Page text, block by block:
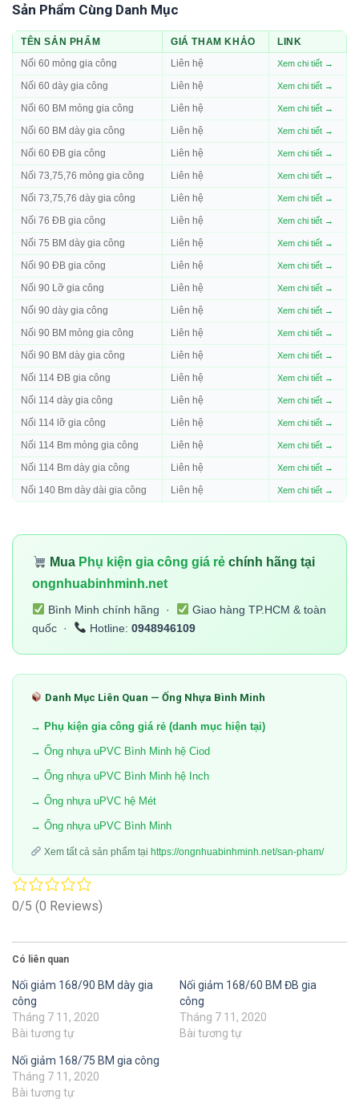
Sản Phẩm Cùng Danh Mục
TÊN SẢN PHẨM GIÁ THAM KHẢO
LINK
Nối 60 mỏng gia công
Liên hệ Xem chi tiết →
Nối 60 dày gia công Liên hệ Xem chi tiết →
Nối 60 BM mỏng gia công Liên hệ Xem chi tiết →
Nối 60 BM dày gia công Liên hệ Xem chi tiết →
Nối 60 ĐB gia công Liên hệ Xem chi tiết →
Nối 73,75,76 mỏng gia công Liên hệ Xem chi tiết →
Nối 73,75,76 dày gia công Liên hệ Xem chi tiết →
Nối 76 ĐB gia công Liên hệ Xem chi tiết →
Nối 75 BM dày gia công Liên hệ Xem chi tiết →
Nối 90 ĐB gia công Liên hệ Xem chi tiết →
Nối 90 Lỡ gia công Liên hệ Xem chi tiết →
Nối 90 dày gia công Liên hệ Xem chi tiết →
Nối 90 BM mỏng gia công Liên hệ Xem chi tiết →
Nối 90 BM dày gia công Liên hệ Xem chi tiết →
Nối 114 ĐB gia công Liên hệ Xem chi tiết →
Nối 114 dày gia công Liên hệ Xem chi tiết →
Nối 114 lỡ gia công Liên hệ Xem chi tiết →
Nối 114 Bm mỏng gia công Liên hệ Xem chi tiết →
Nối 114 Bm dày gia công Liên hệ Xem chi tiết →
Nối 140 Bm dày dài gia công Liên hệ Xem chi tiết →
Mua Phụ kiện gia công giá rẻ chính hãng tại
ongnhuabinhminh.net
Bình Minh chính hãng ·
Giao hàng TP.HCM & toàn
quốc ·
Hotline: 0948946109
Danh Mục Liên Quan — Ống Nhựa Bình Minh
→ Phụ kiện gia công giá rẻ (danh mục hiện tại)
→ Ống nhựa uPVC Bình Minh hệ Ciod
→ Ống nhựa uPVC Bình Minh hệ Inch
→ Ống nhựa uPVC hệ Mét
→ Ống nhựa uPVC Bình Minh
Xem tất cả sản phẩm tại https://ongnhuabinhminh.net/san-pham/
0/5 (0 Reviews)
Có liên quan
Nối giảm 168/90 BM dày gia
công
Tháng 7 11, 2020
Bài tương tự
Nối giảm 168/60 BM ĐB gia
công
Tháng 7 11, 2020
Bài tương tự
Nối giảm 168/75 BM gia công
Tháng 7 11, 2020
Bài tương tự